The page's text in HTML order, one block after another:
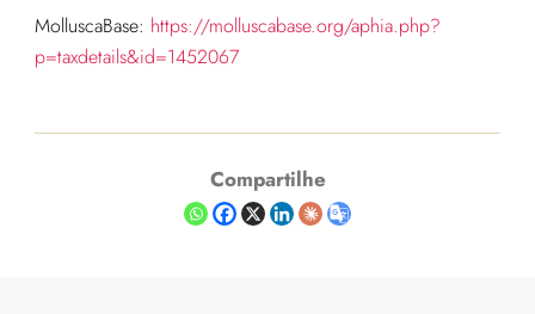
MolluscaBase: https://molluscabase.org/aphia.php?
p=taxdetails&id=1452067
Compartilhe